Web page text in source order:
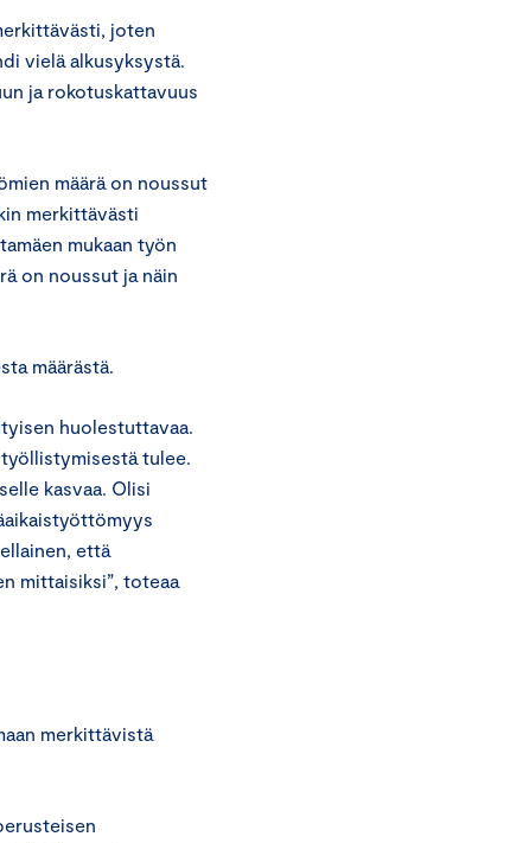
joten
vielä alkusyksystä.
ja rokotuskattavuus
määrä on noussut
merkittävästi
mukaan työn
on noussut ja näin
määrästä.
huolestuttavaa.
tulee.
kasvaa. Olisi
että
mittaisiksi”, toteaa
merkittävistä